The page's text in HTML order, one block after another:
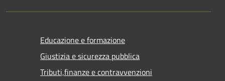
Educazione e formazione
Giustizia e sicurezza pubblica
Tributi,finanze e contravvenzioni